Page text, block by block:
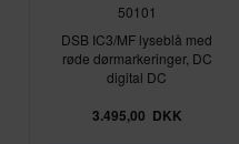
50101
DSB IC3/MF lyseblå med
røde dørmarkeringer, DC
digital DC
3.495,00 DKK